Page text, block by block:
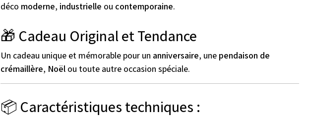
déco moderne, industrielle ou contemporaine.
🎁 Cadeau Original et Tendance
Un cadeau unique et mémorable pour un anniversaire, une pendaison de
crémaillère, Noël ou toute autre occasion spéciale.
📦 Caractéristiques techniques :